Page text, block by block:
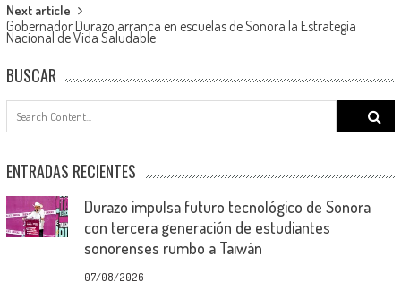
Next article
Gobernador Durazo arranca en escuelas de Sonora la Estrategia
Nacional de Vida Saludable
BUSCAR
Search
for:
ENTRADAS RECIENTES
Durazo impulsa futuro tecnológico de Sonora
con tercera generación de estudiantes
sonorenses rumbo a Taiwán
07/08/2026